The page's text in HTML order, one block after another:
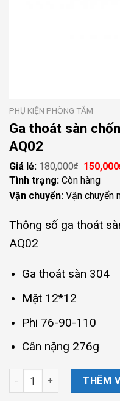
PHỤ KIỆN PHÒNG TẮM
Ga thoát sàn
AQ02
180,000₫
Giá
gốc
là:
150,000
Tình trạng: Còn hàng
Vận chuyển: Vận chuyển
Thông số ga thoát
AQ02
Ga thoát sàn 304
Mặt 12*12
Phi 76-90-110
Cân nặng 276g
Ga thoát sàn chống mùi
THÊM